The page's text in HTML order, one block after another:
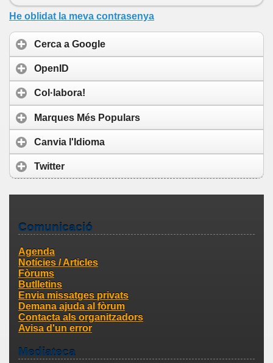
He oblidat la meva contrasenya
Cerca a Google
OpenID
Col·labora!
Marques Més Populars
Canvia l'Idioma
Twitter
Comunicació
Agenda
Notícies / Articles
Fòrums
Butlletins
Envia missatges privats
Demana ajuda al fòrum
Contacta als organitzadors
Avisa d'un error
Mediateca